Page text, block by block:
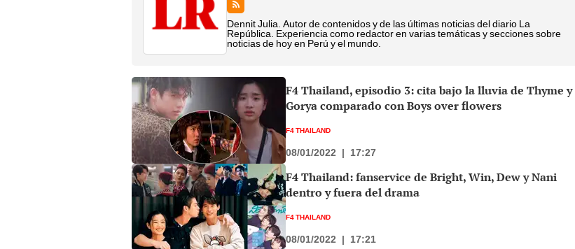
Dennit Julia. Autor de contenidos y de las últimas noticias del diario La
República. Experiencia como redactor en varias temáticas y secciones sobre
noticias de hoy en Perú y el mundo.
F4 Thailand, episodio 3: cita bajo la lluvia de Thyme y
Gorya comparado con Boys over flowers
F4 THAILAND
08/01/2022 | 17:27
F4 Thailand: fanservice de Bright, Win, Dew y Nani
dentro y fuera del drama
F4 THAILAND
08/01/2022 | 17:21